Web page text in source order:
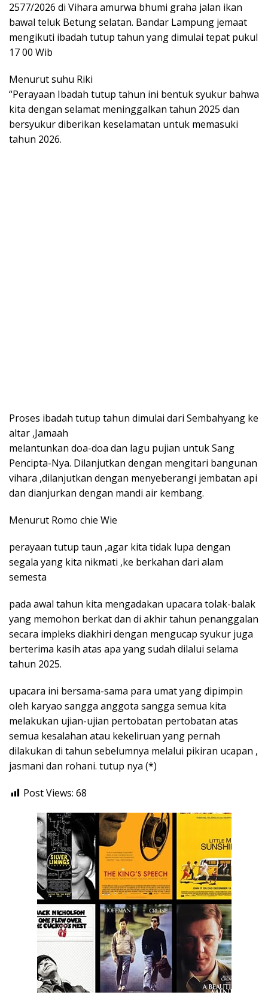
2577/2026 di Vihara amurwa bhumi graha jalan ikan
bawal teluk Betung selatan. Bandar Lampung jemaat
mengikuti ibadah tutup tahun yang dimulai tepat pukul
17 00 Wib
Menurut suhu Riki
“Perayaan Ibadah tutup tahun ini bentuk syukur bahwa
kita dengan selamat meninggalkan tahun 2025 dan
bersyukur diberikan keselamatan untuk memasuki
tahun 2026.
Proses ibadah tutup tahun dimulai dari Sembahyang ke
altar ,Jamaah
melantunkan doa-doa dan lagu pujian untuk Sang
Pencipta-Nya. Dilanjutkan dengan mengitari bangunan
vihara ,dilanjutkan dengan menyeberangi jembatan api
dan dianjurkan dengan mandi air kembang.
Menurut Romo chie Wie
perayaan tutup taun ,agar kita tidak lupa dengan
segala yang kita nikmati ,ke berkahan dari alam
semesta
pada awal tahun kita mengadakan upacara tolak-balak
yang memohon berkat dan di akhir tahun penanggalan
secara impleks diakhiri dengan mengucap syukur juga
berterima kasih atas apa yang sudah dilalui selama
tahun 2025.
upacara ini bersama-sama para umat yang dipimpin
oleh karyao sangga anggota sangga semua kita
melakukan ujian-ujian pertobatan pertobatan atas
semua kesalahan atau kekeliruan yang pernah
dilakukan di tahun sebelumnya melalui pikiran ucapan ,
jasmani dan rohani. tutup nya (*)
Post Views: 68